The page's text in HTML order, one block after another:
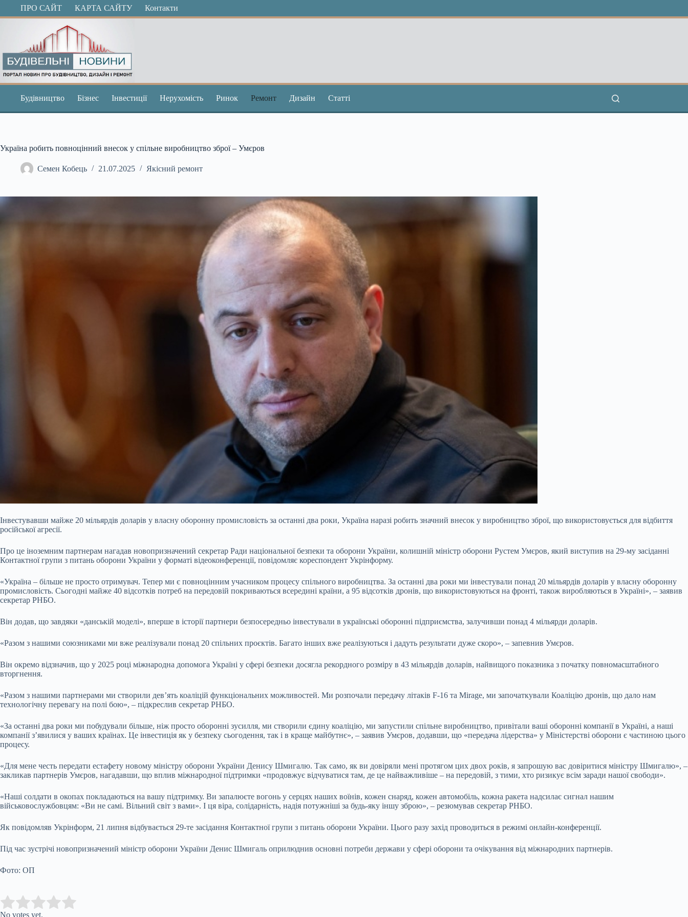
ПерейтиПРО САЙТ КАРТА САЙТУ Контакти
Будівництво Бізнес Інвестиції Нерухомість Ринок Ремонт Дизайн Статті
Україна робить повноцінний внесок у спільне виробництво зброї – Умєров
Семен Кобець 21.07.2025 Якісний ремонт
Інвестувавши майже 20 мільярдів доларів у власну оборонну промисловість за останні два роки, Україна наразі робить значний внесок у виробництво зброї, що використовується для відбиття
російської агресії.
Про це іноземним партнерам нагадав новопризначений секретар Ради національної безпеки та оборони України, колишній міністр оборони Рустем Умєров, який виступив на 29-му засіданні
Контактної групи з питань оборони України у форматі відеоконференції, повідомляє кореспондент Укрінформу.
«Україна – більше не просто отримувач. Тепер ми є повноцінним учасником процесу спільного виробництва. За останні два роки ми інвестували понад 20 мільярдів доларів у власну оборонну
промисловість. Сьогодні майже 40 відсотків потреб на передовій покриваються всередині країни, а 95 відсотків дронів, що використовуються на фронті, також виробляються в Україні», – заявив
секретар РНБО.
Він додав, що завдяки «данській моделі», вперше в історії партнери безпосередньо інвестували в українські оборонні підприємства, залучивши понад 4 мільярди доларів.
«Разом з нашими союзниками ми вже реалізували понад 20 спільних проєктів. Багато інших вже реалізуються і дадуть результати дуже скоро», – запевнив Умєров.
Він окремо відзначив, що у 2025 році міжнародна допомога Україні у сфері безпеки досягла рекордного розміру в 43 мільярдів доларів, найвищого показника з початку повномасштабного
вторгнення.
«Разом з нашими партнерами ми створили дев’ять коаліцій функціональних можливостей. Ми розпочали передачу літаків F-16 та Mirage, ми започаткували Коаліцію дронів, що дало нам
технологічну перевагу на полі бою», – підкреслив секретар РНБО.
«За останні два роки ми побудували більше, ніж просто оборонні зусилля, ми створили єдину коаліцію, ми запустили спільне виробництво, привітали ваші оборонні компанії в Україні, а наші
компанії з’явилися у ваших країнах. Це інвестиція як у безпеку сьогодення, так і в краще майбутнє», – заявив Умєров, додавши, що «передача лідерства» у Міністерстві оборони є частиною цього
процесу.
«Для мене честь передати естафету новому міністру оборони України Денису Шмигалю. Так само, як ви довіряли мені протягом цих двох років, я запрошую вас довіритися міністру Шмигалю», –
закликав партнерів Умєров, нагадавши, що вплив міжнародної підтримки «продовжує відчуватися там, де це найважливіше – на передовій, з тими, хто ризикує всім заради нашої свободи».
«Наші солдати в окопах покладаються на вашу підтримку. Ви запалюєте вогонь у серцях наших воїнів, кожен снаряд, кожен автомобіль, кожна ракета надсилає сигнал нашим
військовослужбовцям: «Ви не самі. Вільний світ з вами». І ця віра, солідарність, надія потужніші за будь-яку іншу зброю», – резюмував секретар РНБО.
Як повідомляв Укрінформ, 21 липня відбувається 29-те засідання Контактної групи з питань оборони України. Цього разу захід проводиться в режимі онлайн-конференції.
Під час зустрічі новопризначений міністр оборони України Денис Шмигаль оприлюднив основні потреби держави у сфері оборони та очікування від міжнародних партнерів.
Фото: ОП
Rate this item:
No votes yet.